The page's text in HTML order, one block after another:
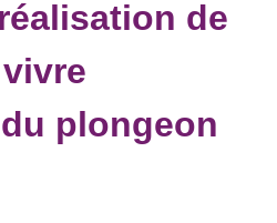
de
plongeon